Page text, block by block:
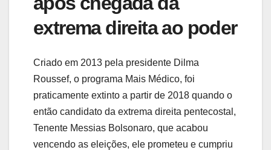
extrema direita ao poder
Criado em 2013 pela presidente Dilma
Roussef, o programa Mais Médico, foi
praticamente extinto a partir de 2018 quando o
então candidato da extrema direita pentecostal,
Tenente Messias Bolsonaro, que acabou
vencendo as eleições, ele prometeu e cumpriu